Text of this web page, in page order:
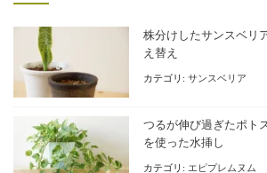
株分けしたサンスベリ
え替え
カテゴリ: サンスベリア
つるが伸び過ぎたポト
を使った水挿し
カテゴリ: エピプレムヌム